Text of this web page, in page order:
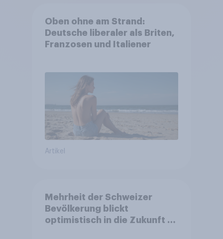
Oben ohne am Strand:
Deutsche liberaler als Briten,
Franzosen und Italiener
Artikel
Mehrheit der Schweizer
Bevölkerung blickt
optimistisch in die Zukunft –